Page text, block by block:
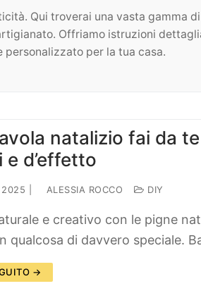
Qui troverai una vasta
Offriamo istruzioni
per la tua casa.
natalizio fai da
e d’effetto
2025 ALESSIA ROCCO DIY
e creativo con le pigne
qualcosa di davvero speciale.
→